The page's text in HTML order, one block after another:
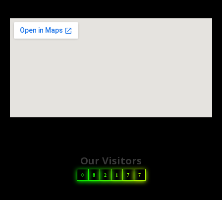
Our Visitors
0 8 2 1 7 7